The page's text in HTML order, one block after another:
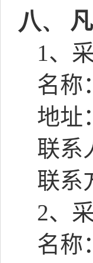
八、
1、
名称
地址
联系
联系
2、
名称